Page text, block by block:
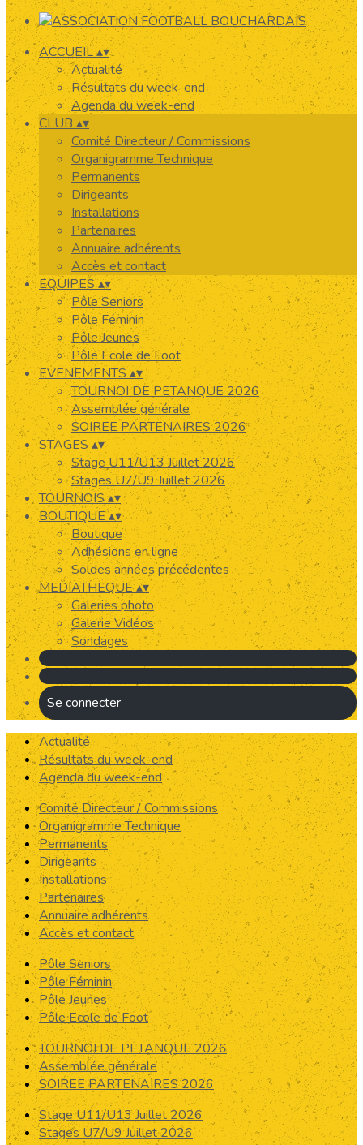
ACCUEIL▴▾
Actualité
Résultats du week-end
Agenda du week-end
CLUB ▴▾
Comité Directeur / Commissions
Organigramme Technique
Permanents
Dirigeants
Installations
Partenaires
Annuaire adhérents
Accès et contact
EQUIPES▴▾
Pôle Seniors
Pôle Féminin
Pôle Jeunes
Pôle Ecole de Foot
EVENEMENTS▴▾
TOURNOI DE PETANQUE 2026
Assemblée générale
SOIREE PARTENAIRES 2026
STAGES ▴▾
Stage U11/U13 Juillet 2026
Stages U7/U9 Juillet 2026
TOURNOIS▴▾
BOUTIQUE▴▾
Boutique
Adhésions en ligne
Soldes années précédentes
MEDIATHEQUE▴▾
Galeries photo
Galerie Vidéos
Sondages
Se connecter
Actualité
Résultats du week-end
Agenda du week-end
Comité Directeur / Commissions
Organigramme Technique
Permanents
Dirigeants
Installations
Partenaires
Annuaire adhérents
Accès et contact
Pôle Seniors
Pôle Féminin
Pôle Jeunes
Pôle Ecole de Foot
TOURNOI DE PETANQUE 2026
Assemblée générale
SOIREE PARTENAIRES 2026
Stage U11/U13 Juillet 2026
Stages U7/U9 Juillet 2026